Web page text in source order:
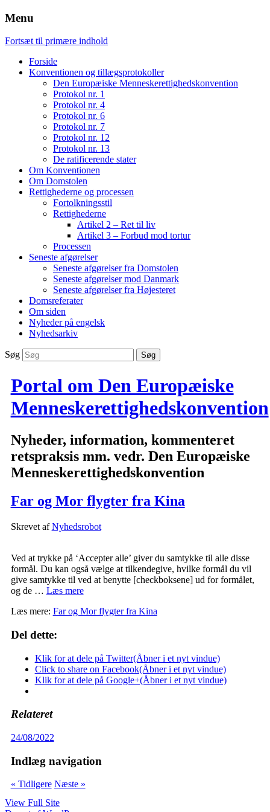
Menu
Fortsæt til primære indhold
Forside
Konventionen og tillægsprotokoller
Den Europæiske Menneskerettighedskonvention
Protokol nr. 1
Protokol nr. 4
Protokol nr. 6
Protokol nr. 7
Protokol nr. 12
Protokol nr. 13
De ratificerende stater
Om Konventionen
Om Domstolen
Rettighederne og processen
Fortolkningsstil
Rettighederne
Artikel 2 – Ret til liv
Artikel 3 – Forbud mod tortur
Processen
Seneste afgørelser
Seneste afgørelser fra Domstolen
Seneste afgørelser mod Danmark
Seneste afgørelser fra Højesteret
Domsreferater
Om siden
Nyheder på engelsk
Nyhedsarkiv
Søg
Portal om Den Europæiske
Menneskerettighedskonvention
Nyheder, information, kommenteret
retspraksis mm. vedr. Den Europæiske
Menneskerettighedskonvention
Far og Mor flygter fra Kina
Skrevet afNyhedsrobot
Ved at trykke på ‘Accepter alle’ giver du samtykke til alle disse
formål. Du kan også vælge at tilkendegive, hvilke formål du vil
give samtykke til ved at benytte [checkboksene] ud for formålet,
og de … Læs mere
Læs mere: Far og Mor flygter fra Kina
Del dette:
Klik for at dele på Twitter(Åbner i et nyt vindue)
Click to share on Facebook(Åbner i et nyt vindue)
Klik for at dele på Google+(Åbner i et nyt vindue)
Relateret
24/08/2022
Indlæg navigation
« Tidligere Næste »
View Full Site